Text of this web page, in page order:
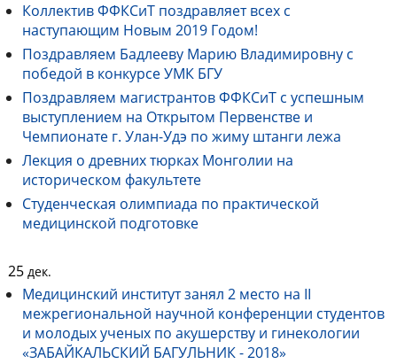
Коллектив ФФКСиТ поздравляет всех с
наступающим Новым 2019 Годом!
Поздравляем Бадлееву Марию Владимировну с
победой в конкурсе УМК БГУ
Поздравляем магистрантов ФФКСиТ с успешным
выступлением на Открытом Первенстве и
Чемпионате г. Улан-Удэ по жиму штанги лежа
Лекция о древних тюрках Монголии на
историческом факультете
Студенческая олимпиада по практической
медицинской подготовке
25 дек.
Медицинский институт занял 2 место на II
межрегиональной научной конференции студентов
и молодых ученых по акушерству и гинекологии
«ЗАБАЙКАЛЬСКИЙ БАГУЛЬНИК - 2018»